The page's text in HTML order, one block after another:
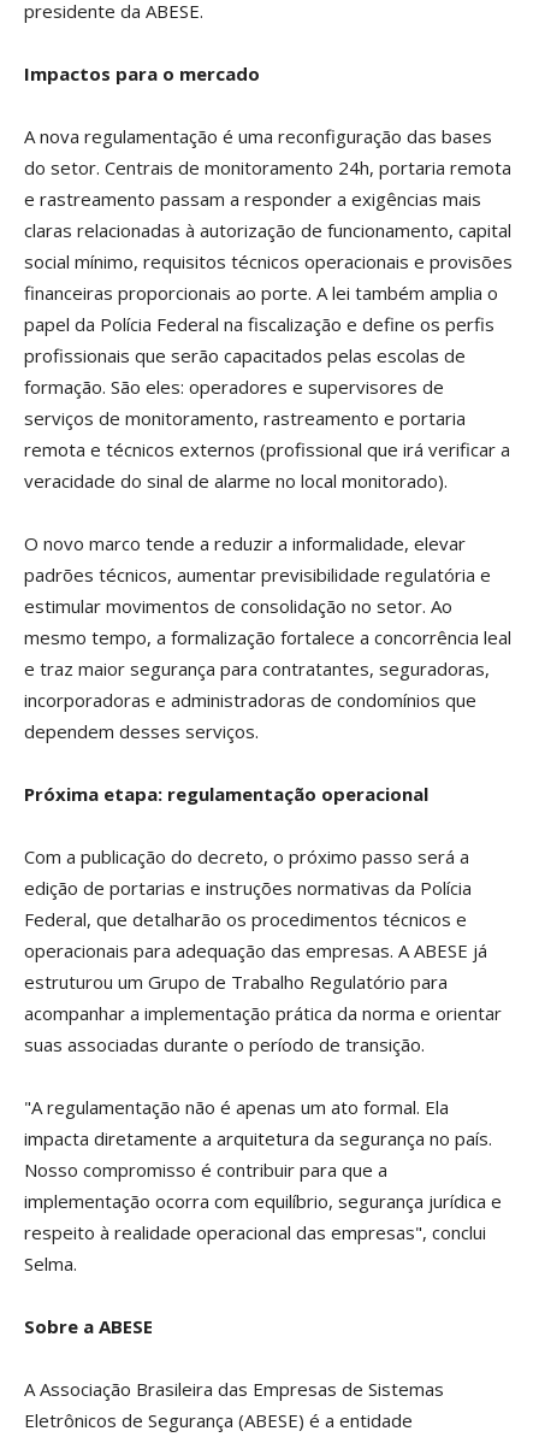
presidente da ABESE.
Impactos para o mercado
A nova regulamentação é uma reconfiguração das bases
do setor. Centrais de monitoramento 24h, portaria remota
e rastreamento passam a responder a exigências mais
claras relacionadas à autorização de funcionamento, capital
social mínimo, requisitos técnicos operacionais e provisões
financeiras proporcionais ao porte. A lei também amplia o
papel da Polícia Federal na fiscalização e define os perfis
profissionais que serão capacitados pelas escolas de
formação. São eles: operadores e supervisores de
serviços de monitoramento, rastreamento e portaria
remota e técnicos externos (profissional que irá verificar a
veracidade do sinal de alarme no local monitorado).
O novo marco tende a reduzir a informalidade, elevar
padrões técnicos, aumentar previsibilidade regulatória e
estimular movimentos de consolidação no setor. Ao
mesmo tempo, a formalização fortalece a concorrência leal
e traz maior segurança para contratantes, seguradoras,
incorporadoras e administradoras de condomínios que
dependem desses serviços.
Próxima etapa: regulamentação operacional
Com a publicação do decreto, o próximo passo será a
edição de portarias e instruções normativas da Polícia
Federal, que detalharão os procedimentos técnicos e
operacionais para adequação das empresas. A ABESE já
estruturou um Grupo de Trabalho Regulatório para
acompanhar a implementação prática da norma e orientar
suas associadas durante o período de transição.
"A regulamentação não é apenas um ato formal. Ela
impacta diretamente a arquitetura da segurança no país.
Nosso compromisso é contribuir para que a
implementação ocorra com equilíbrio, segurança jurídica e
respeito à realidade operacional das empresas", conclui
Selma.
Sobre a ABESE
A Associação Brasileira das Empresas de Sistemas
Eletrônicos de Segurança (ABESE) é a entidade